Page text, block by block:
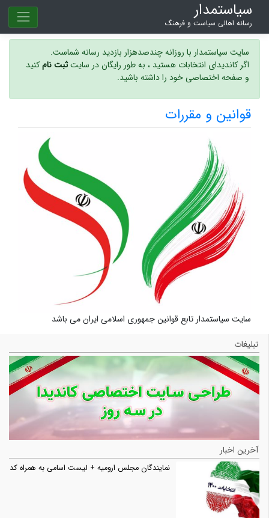
سیاستمدار
رسانه اهالی سیاست و فرهنگ
سایت سیاستمدار با روزانه چندصدهزار بازدید رسانه شماست.
اگر کاندیدای انتخابات هستید ، به طور رایگان در سایتثبت نامکنید
و صفحه اختصاصی خود را داشته باشید.
قوانین و مقررات
سایت سیاستمدار تابع قوانین جمهوری اسلامی ایران می باشد
تبلیغات
آخرین اخبار
نمایندگان مجلس ارومیه + لیست اسامی به همراه کد